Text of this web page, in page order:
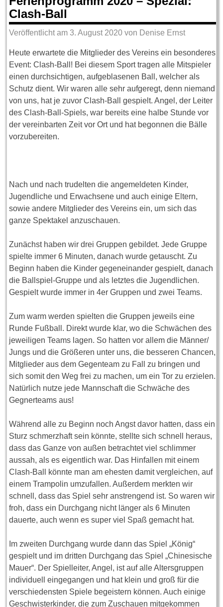
Clash-Ball
Veröffentlicht am3. August 2020 von Denise Ernst
Heute erwartete die Mitglieder des Vereins ein besonderes
Event: Clash-Ball! Bei diesem Sport tragen alle Mitspieler
einen durchsichtigen, aufgeblasenen Ball, welcher als
Schutz dient. Wir waren alle sehr aufgeregt, denn niemand
von uns, hat je zuvor Clash-Ball gespielt. Angel, der Leiter
des Clash-Ball-Spiels, war bereits eine halbe Stunde vor
der vereinbarten Zeit vor Ort und hat begonnen die Bälle
vorzubereiten.
Nach und nach trudelten die angemeldeten Kinder,
Jugendliche und Erwachsene und auch einige Eltern,
sowie andere Mitglieder des Vereins ein, um sich das
ganze Spektakel anzuschauen.
Zunächst haben wir drei Gruppen gebildet. Jede Gruppe
spielte immer 6 Minuten, danach wurde getauscht. Zu
Beginn haben die Kinder gegeneinander gespielt, danach
die Ballspiel-Gruppe und als letztes die Jugendlichen.
Gespielt wurde immer in 4er Gruppen und zwei Teams.
Zum warm werden spielten die Gruppen jeweils eine
Runde Fußball. Direkt wurde klar, wo die Schwächen des
jeweiligen Teams lagen. So hatten vor allem die Männer/
Jungs und die Größeren unter uns, die besseren Chancen,
Mitglieder aus dem Gegenteam zu Fall zu bringen und
sich somit den Weg frei zu machen, um ein Tor zu erzielen.
Natürlich nutze jede Mannschaft die Schwäche des
Gegnerteams aus!
Während alle zu Beginn noch Angst davor hatten, dass ein
Sturz schmerzhaft sein könnte, stellte sich schnell heraus,
dass das Ganze von außen betrachtet viel schlimmer
aussah, als es eigentlich war. Das Hinfallen mit einem
Clash-Ball könnte man am ehesten damit vergleichen, auf
einem Trampolin umzufallen. Außerdem merkten wir
schnell, dass das Spiel sehr anstrengend ist. So waren wir
froh, dass ein Durchgang nicht länger als 6 Minuten
dauerte, auch wenn es super viel Spaß gemacht hat.
Im zweiten Durchgang wurde dann das Spiel „König“
gespielt und im dritten Durchgang das Spiel „Chinesische
Mauer“. Der Spielleiter, Angel, ist auf alle Altersgruppen
individuell eingegangen und hat klein und groß für die
verschiedensten Spiele begeistern können. Auch einige
Geschwisterkinder, die zum Zuschauen mitgekommen